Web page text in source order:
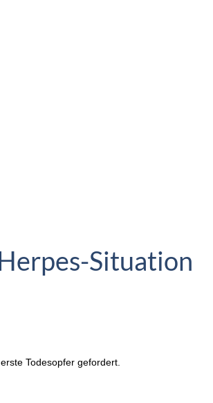
Situation
Todesopfer gefordert.